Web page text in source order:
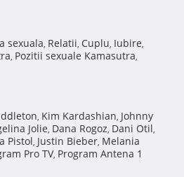
sexuala, Relatii, Cuplu, Iubire,
, Pozitii sexuale Kamasutra,
, Kim Kardashian, Johnny
Jolie, Dana Rogoz, Dani Otil,
Pistol, Justin Bieber, Melania
Pro TV, Program Antena 1